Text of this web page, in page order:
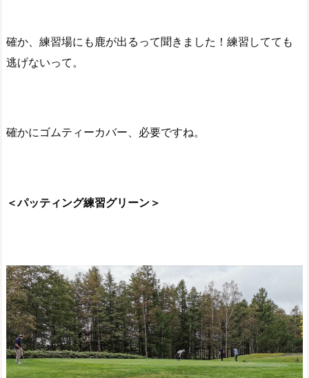
確か、練習場にも鹿が出るって聞きました！練習してても
逃げないって。
確かにゴムティーカバー、必要ですね。
＜パッティング練習グリーン＞